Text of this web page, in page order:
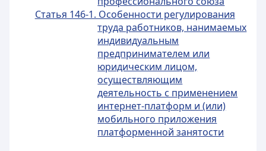
Статья 146-1. Особенности регулирования
труда работников, нанимаемых
индивидуальным
предпринимателем или
юридическим лицом,
осуществляющим
деятельность с применением
интернет-платформ и (или)
мобильного приложения
платформенной занятости